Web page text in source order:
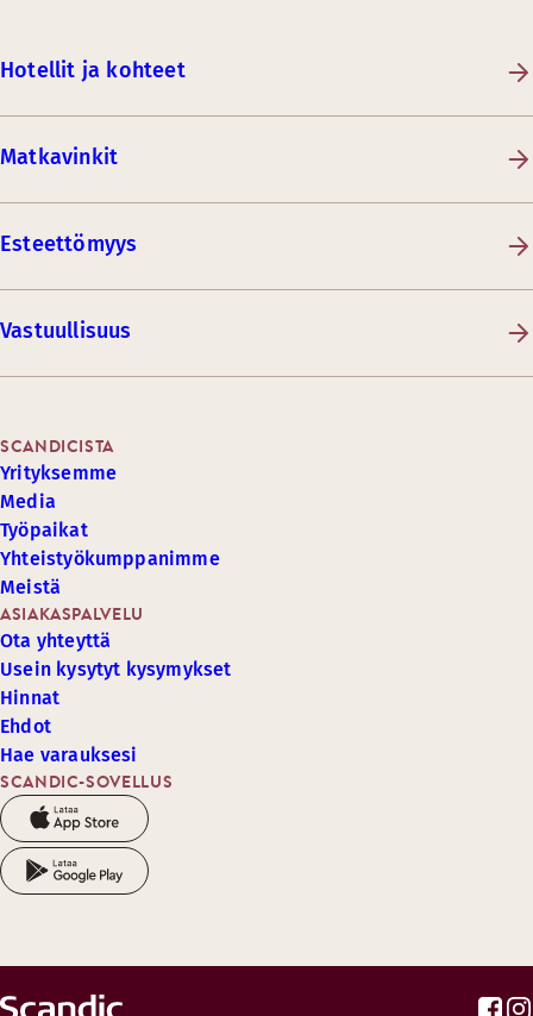
Hotellit ja kohteet
Matkavinkit
Esteettömyys
Vastuullisuus
SCANDIC-SOVELLUS
ASIAKASPALVELU
Ota yhteyttä
Usein kysytyt kysymykset
Hinnat
Ehdot
Hae varauksesi
SCANDICISTA
Yrityksemme
Media
Työpaikat
Yhteistyökumppanimme
Meistä